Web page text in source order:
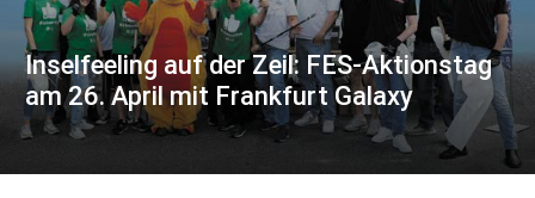
Inselfeeling auf der Zeil: FES-Aktionstag
am 26. April mit Frankfurt Galaxy